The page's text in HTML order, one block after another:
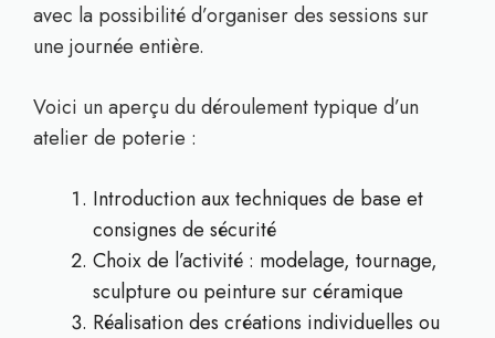
avec la possibilité d’organiser des sessions sur
une journée entière.
Voici un aperçu du déroulement typique d’un
atelier de poterie :
Introduction aux techniques de base et
consignes de sécurité
Choix de l’activité : modelage, tournage,
sculpture ou peinture sur céramique
Réalisation des créations individuelles ou